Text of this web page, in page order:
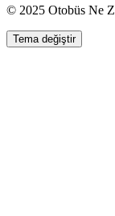
© 2025 Otobüs Ne
Tema değiştir